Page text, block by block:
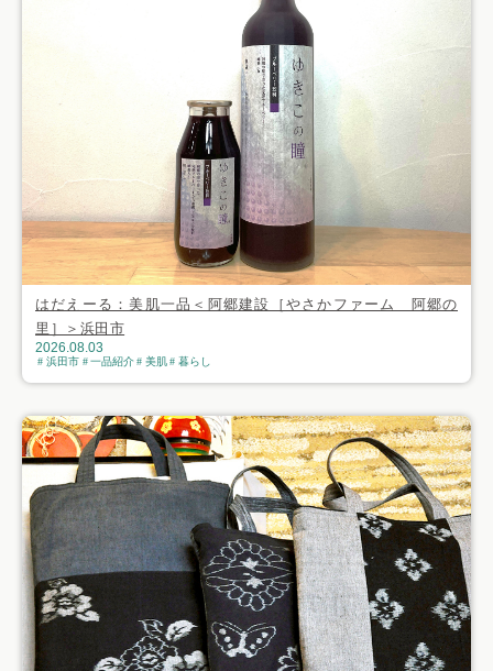
はだえーる：美肌一品＜阿郷建設［やさかファーム 阿郷の
里］＞浜田市
2026.08.03
浜田市 一品紹介 美肌 暮らし